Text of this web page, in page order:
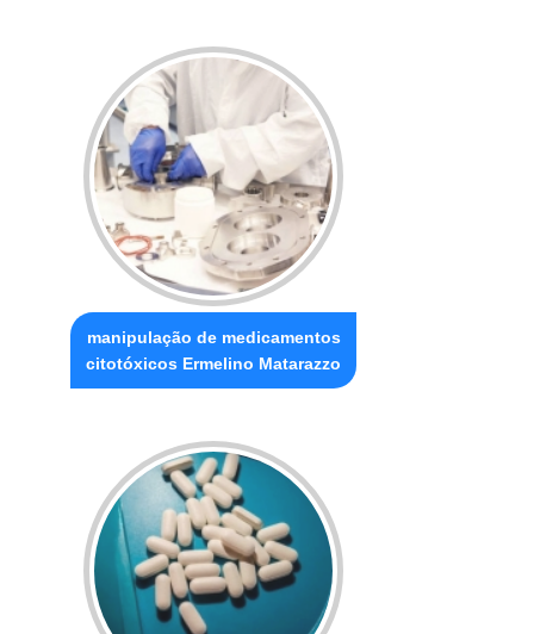
manipulação de medicamentos
citotóxicos Ermelino Matarazzo